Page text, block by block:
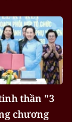
thần "3
chương